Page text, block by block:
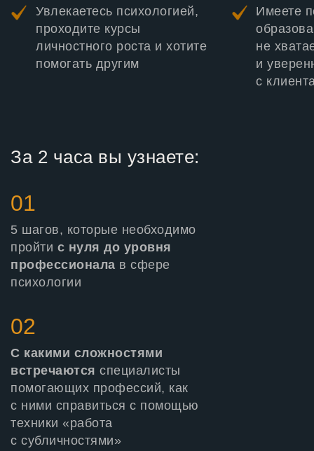
Увлекаетесь психологией,
проходите курсы
личностного роста и хотите
помогать другим
Имеете
не
и
с
За 2 часа вы узнаете:
5 шагов, которые необходимо
пройти с нуля до уровня
профессионала в сфере
психологии
01
С какими сложностями
встречаются специалисты
помогающих профессий, как
с ними справиться с помощью
техники «работа
с субличностями»
02